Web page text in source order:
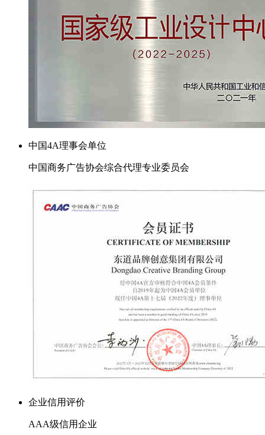
中国4A理事会单位
中国商务广告协会综合代理专业委员会
企业信用评价
AAA级信用企业